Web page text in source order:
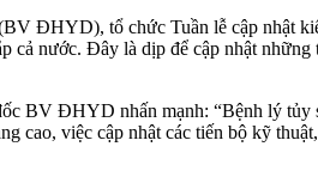
ĐHYD), tổ chức Tuần lễ cập nhật
cả nước. Đây là dịp để cập nhật
BV ĐHYD nhấn mạnh: “Bệnh lý tủy
cao, việc cập nhật các tiến bộ kỹ